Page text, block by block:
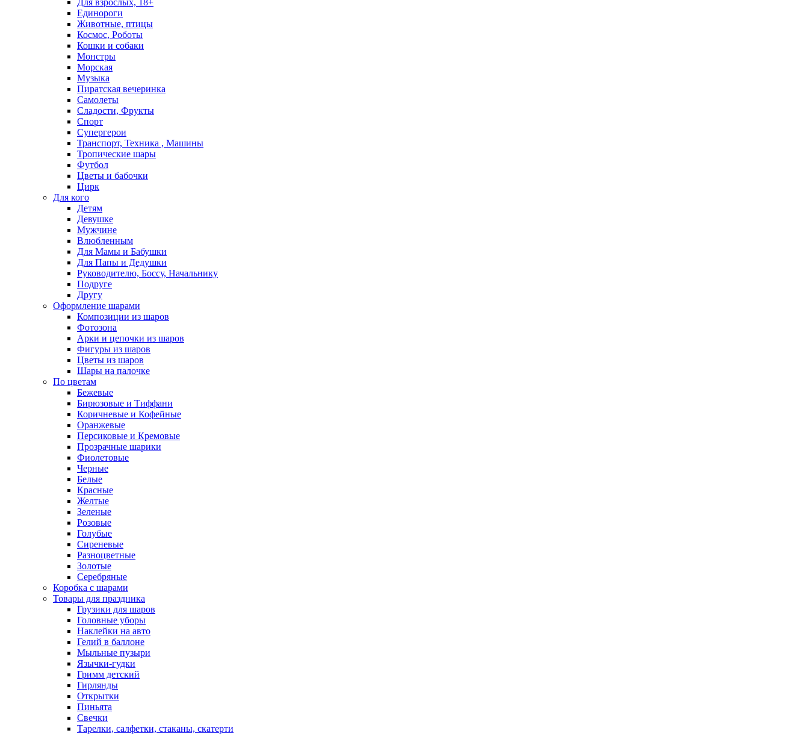
Для взрослых, 18+
Единороги
Животные, птицы
Космос, Роботы
Кошки и собаки
Монстры
Морская
Музыка
Пиратская вечеринка
Самолеты
Сладости, Фрукты
Спорт
Супергерои
Транспорт, Техника , Машины
Тропические шары
Футбол
Цветы и бабочки
Цирк
Для кого
Детям
Девушке
Мужчине
Влюбленным
Для Мамы и Бабушки
Для Папы и Дедушки
Руководителю, Боссу, Начальнику
Подруге
Другу
Оформление шарами
Композиции из шаров
Фотозона
Арки и цепочки из шаров
Фигуры из шаров
Цветы из шаров
Шары на палочке
По цветам
Бежевые
Бирюзовые и Тиффани
Коричневые и Кофейные
Оранжевые
Персиковые и Кремовые
Прозрачные шарики
Фиолетовые
Черные
Белые
Красные
Желтые
Зеленые
Розовые
Голубые
Сиреневые
Разноцветные
Золотые
Серебряные
Коробка с шарами
Товары для праздника
Грузики для шаров
Головные уборы
Наклейки на авто
Гелий в баллоне
Мыльные пузыри
Язычки-гудки
Гримм детский
Гирлянды
Открытки
Пиньята
Свечки
Тарелки, салфетки, стаканы, скатерти